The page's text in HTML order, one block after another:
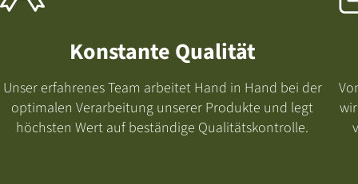
Konstante Qualität
Unser erfahrenes Team arbeitet Hand in Hand bei der
optimalen Verarbeitung unserer Produkte und legt
höchsten Wert auf beständige Qualitätskontrolle.